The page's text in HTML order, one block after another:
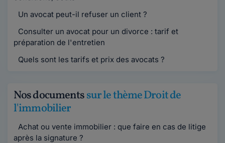
Un avocat peut-il refuser un client ?
Consulter un avocat pour un divorce : tarif et
préparation de l'entretien
Quels sont les tarifs et prix des avocats ?
Nos documentssur le thème Droit de
l'immobilier
Achat ou vente immobilier : que faire en cas de litige
après la signature ?